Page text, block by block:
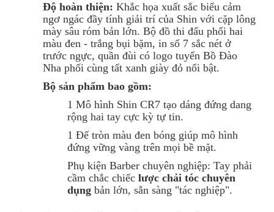
Độ hoàn thiện: Khắc họa xuất sắc biểu cảm
ngơ ngác đầy tính giải trí của Shin với cặp lông
mày sâu róm bản lớn. Bộ đồ thi đấu phối hai
màu đen - trắng bụi bặm, in số 7 sắc nét ở
trước ngực, quần đùi có logo tuyển Bồ Đào
Nha phối cùng tất xanh giày đỏ nổi bật.
Bộ sản phẩm bao gồm:
1 Mô hình Shin CR7 tạo dáng đứng dang
rộng hai tay cực kỳ tự tin.
1 Đế tròn màu đen bóng giúp mô hình
đứng vững vàng trên mọi bề mặt.
Phụ kiện Barber chuyên nghiệp: Tay phải
cầm chắc chiếc lược chải tóc chuyên
dụng bản lớn, sẵn sàng "tác nghiệp".